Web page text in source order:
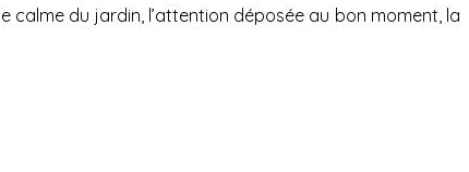
calme du jardin, l’attention déposée au bon moment, la